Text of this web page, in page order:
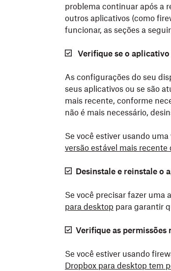
problema continuar após a
outros aplicativos (como
funcionar, as seções a
Verifique se o
As configurações do seu
seus aplicativos ou se são
mais recente, conforme
não é mais necessário,
Se você estiver usando
versão estável mais
Desinstale e reinstale o
Se você precisar fazer uma
para desktop para garantir
Verifique as
Se você estiver usando
Dropbox para desktop tem